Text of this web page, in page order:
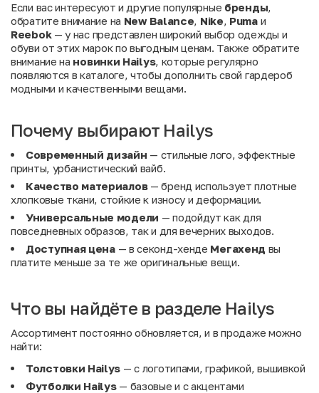
Если вас интересуют и другие популярные бренды,
обратите внимание на New Balance, Nike, Pumaи
Reebok— у нас представлен широкий выбор одежды и
обуви от этих марок по выгодным ценам. Также обратите
внимание на новинки Hailys, которые регулярно
появляются в каталоге, чтобы дополнить свой гардероб
модными и качественными вещами.
Почему выбирают Hailys
Современный дизайн — стильные лого, эффектные
принты, урбанистический вайб.
Качество материалов— бренд использует плотные
хлопковые ткани, стойкие к износу и деформации.
Универсальные модели — подойдут как для
повседневных образов, так и для вечерних выходов.
Доступная цена— в секонд-хенде Мегахенд вы
платите меньше за те же оригинальные вещи.
Что вы найдёте в разделе Hailys
Ассортимент постоянно обновляется, и в продаже можно
найти:
Толстовки Hailys — с логотипами, графикой, вышивкой
Футболки Hailys— базовые и с акцентами